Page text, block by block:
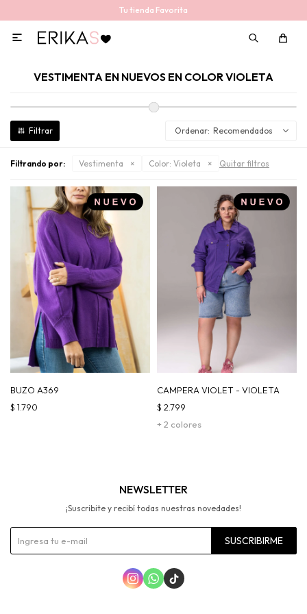
Tu tienda Favorita

VESTIMENTA EN NUEVOS EN COLOR VIOLETA
Recomendados
Filtrando por: Vestimenta Color: Violeta Quitar filtros
BUZO A369
$ 1.790
CAMPERA VIOLET - VIOLETA
+ 2 colores
$ 2.799
NEWSLETTER
¡Suscribite y recibí todas nuestras novedades!
SUSCRIBIRME
  